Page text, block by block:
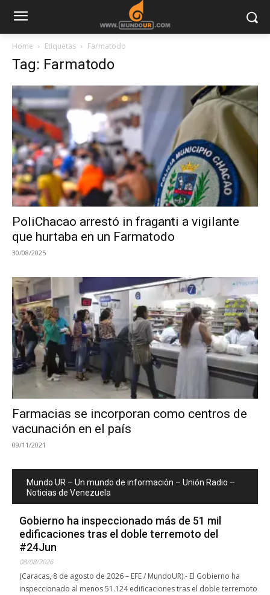
Home Etiquetas Farmatodo
Tag: Farmatodo
PoliChacao arrestó in fraganti a vigilante
que hurtaba en un Farmatodo
30/08/2025
Farmacias se incorporan como centros de
vacunación en el país
09/11/2021
Mundo UR – Un mundo de información – Unión Radio –
Noticias de Venezuela
Gobierno ha inspeccionado más de 51 mil
edificaciones tras el doble terremoto del
#24Jun
08/08/2026
(Caracas, 8 de agosto de 2026 – EFE / MundoUR).- El Gobierno ha
inspeccionado al menos 51.124 edificaciones tras el doble terremoto